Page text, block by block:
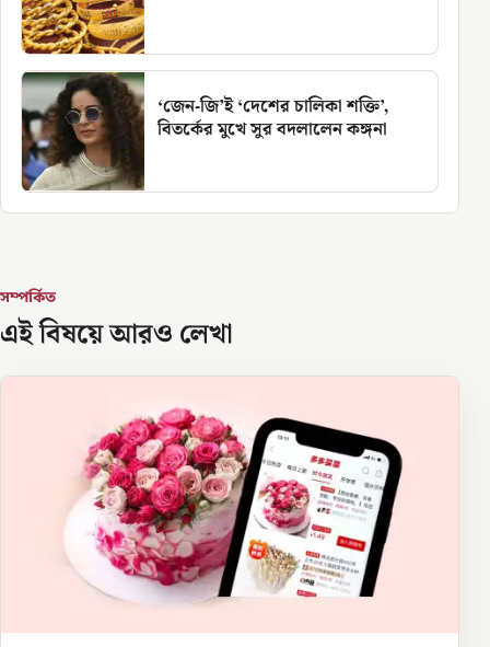
‘জেন-জি’ই ‘দেশের চালিকা শক্তি’,
বিতর্কের মুখে সুর বদলালেন কঙ্গনা
সম্পর্কিত
এই বিষয়ে আরও লেখা